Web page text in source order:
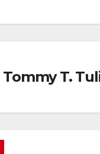
Tommy T.